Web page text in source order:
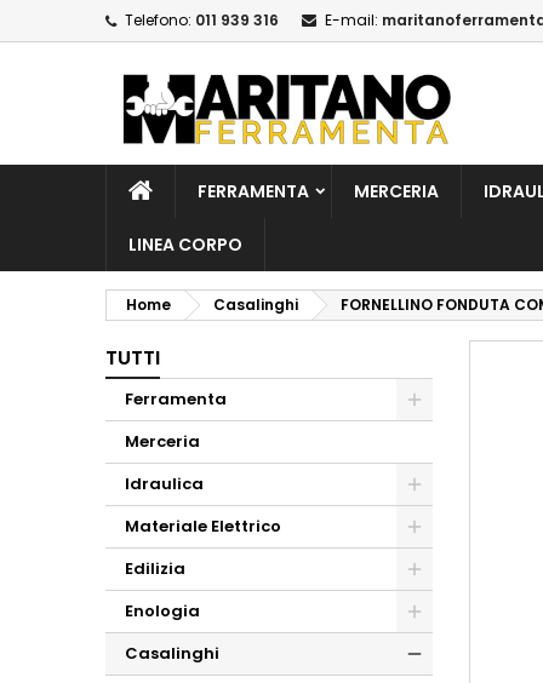
Telefono: 011 939 316 E-mail:
FERRAMENTA MERCERIA
LINEA CORPO
Home Casalinghi FORNELLINO FONDUTA
TUTTI
Ferramenta
Merceria
Idraulica
Materiale Elettrico
Edilizia
Enologia
Casalinghi